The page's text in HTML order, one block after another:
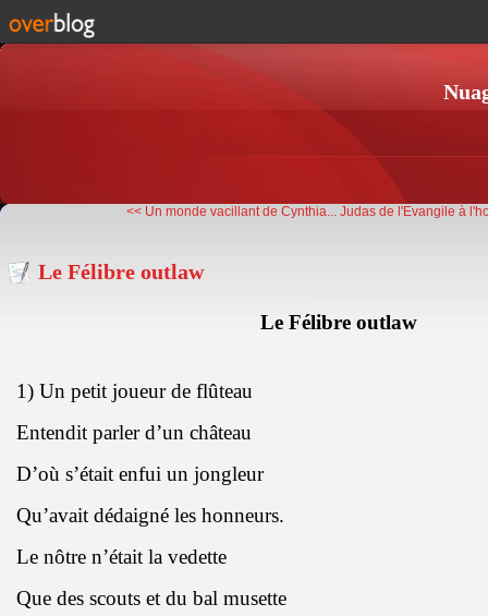
<< Un monde vacillant de Cynthia... Judas de l'Evangile à
Le Félibre outlaw
Le Félibre outlaw
1) Un petit joueur de flûteau
Entendit parler d’un château
D’où s’était enfui un jongleur
Qu’avait dédaigné les honneurs.
Le nôtre n’était la vedette
Que des scouts et du bal musette